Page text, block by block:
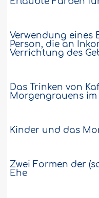
Verwendung eines
Person, die an
Verrichtung des
Das Trinken von
Morgengrauens im
Kinder und das
Zwei Formen der
Ehe